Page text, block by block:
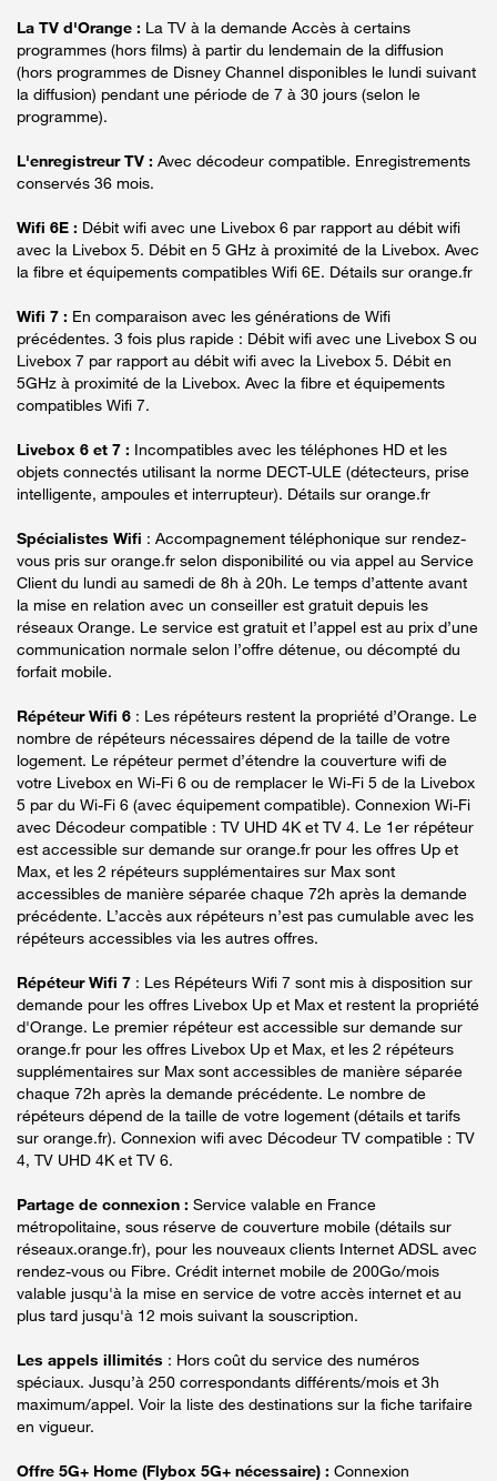
La TV d'Orange : La TV à la demande Accès à certains
programmes (hors films) à partir du lendemain de la diffusion
(hors programmes de Disney Channel disponibles le lundi suivant
la diffusion) pendant une période de 7 à 30 jours (selon le
programme).
L'enregistreur TV : Avec décodeur compatible. Enregistrements
conservés 36 mois.
Wifi 6E : Débit wifi avec une Livebox 6 par rapport au débit wifi
avec la Livebox 5. Débit en 5 GHz à proximité de la Livebox. Avec
la fibre et équipements compatibles Wifi 6E. Détails sur orange.fr
Wifi 7 : En comparaison avec les générations de Wifi
précédentes. 3 fois plus rapide : Débit wifi avec une Livebox S ou
Livebox 7 par rapport au débit wifi avec la Livebox 5. Débit en
5GHz à proximité de la Livebox. Avec la fibre et équipements
compatibles Wifi 7.
Livebox 6 et 7 : Incompatibles avec les téléphones HD et les
objets connectés utilisant la norme DECT-ULE (détecteurs, prise
intelligente, ampoules et interrupteur). Détails sur orange.fr
Spécialistes Wifi : Accompagnement téléphonique sur rendez-
vous pris sur orange.fr selon disponibilité ou via appel au Service
Client du lundi au samedi de 8h à 20h. Le temps d’attente avant
la mise en relation avec un conseiller est gratuit depuis les
réseaux Orange. Le service est gratuit et l’appel est au prix d’une
communication normale selon l’offre détenue, ou décompté du
forfait mobile.
Répéteur Wifi 6 : Les répéteurs restent la propriété d’Orange. Le
nombre de répéteurs nécessaires dépend de la taille de votre
logement. Le répéteur permet d’étendre la couverture wifi de
votre Livebox en Wi-Fi 6 ou de remplacer le Wi-Fi 5 de la Livebox
5 par du Wi-Fi 6 (avec équipement compatible). Connexion Wi-Fi
avec Décodeur compatible : TV UHD 4K et TV 4. Le 1er répéteur
est accessible sur demande sur orange.fr pour les offres Up et
Max, et les 2 répéteurs supplémentaires sur Max sont
accessibles de manière séparée chaque 72h après la demande
précédente. L’accès aux répéteurs n’est pas cumulable avec les
répéteurs accessibles via les autres offres.
Répéteur Wifi 7 : Les Répéteurs Wifi 7 sont mis à disposition sur
demande pour les offres Livebox Up et Max et restent la propriété
d'Orange. Le premier répéteur est accessible sur demande sur
orange.fr pour les offres Livebox Up et Max, et les 2 répéteurs
supplémentaires sur Max sont accessibles de manière séparée
chaque 72h après la demande précédente. Le nombre de
répéteurs dépend de la taille de votre logement (détails et tarifs
sur orange.fr). Connexion wifi avec Décodeur TV compatible : TV
4, TV UHD 4K et TV 6.
Partage de connexion : Service valable en France
métropolitaine, sous réserve de couverture mobile (détails sur
réseaux.orange.fr), pour les nouveaux clients Internet ADSL avec
rendez-vous ou Fibre. Crédit internet mobile de 200Go/mois
valable jusqu'à la mise en service de votre accès internet et au
plus tard jusqu'à 12 mois suivant la souscription.
Les appels illimités : Hors coût du service des numéros
spéciaux. Jusqu’à 250 correspondants différents/mois et 3h
maximum/appel. Voir la liste des destinations sur la fiche tarifaire
en vigueur.
Offre 5G+ Home (Flybox 5G+ nécessaire) : Connexion